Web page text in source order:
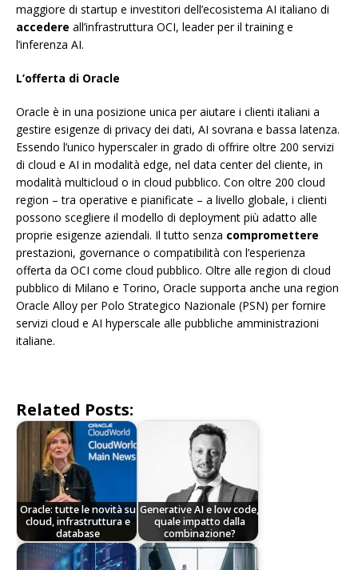
maggiore di startup e investitori dell’ecosistema AI italiano di
accedere all’infrastruttura OCI, leader per il training e
l’inferenza AI.
L’offerta di Oracle
Oracle è in una posizione unica per aiutare i clienti italiani a
gestire esigenze di privacy dei dati, AI sovrana e bassa latenza.
Essendo l’unico hyperscaler in grado di offrire oltre 200 servizi
di cloud e AI in modalità edge, nel data center del cliente, in
modalità multicloud o in cloud pubblico. Con oltre 200 cloud
region – tra operative e pianificate – a livello globale, i clienti
possono scegliere il modello di deployment più adatto alle
proprie esigenze aziendali. Il tutto senza compromettere
prestazioni, governance o compatibilità con l’esperienza
offerta da OCI come cloud pubblico. Oltre alle region di cloud
pubblico di Milano e Torino, Oracle supporta anche una region
Oracle Alloy per Polo Strategico Nazionale (PSN) per fornire
servizi cloud e AI hyperscale alle pubbliche amministrazioni
italiane.
Related Posts:
Oracle: tutte le novità su
cloud, infrastruttura e
database
Generative AI e low code,
quale impatto dalla
combinazione?